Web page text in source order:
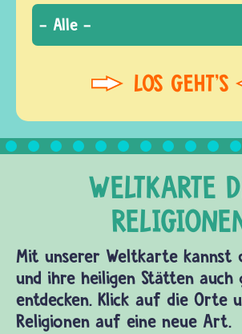
Mit unserer Weltkarte kannst
und ihre heiligen Stätten auch
entdecken. Klick auf die Orte
Religionen auf eine neue Art.